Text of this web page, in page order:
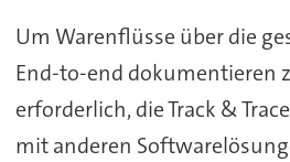
Um Warenflüsse über die
End-to-end dokumentieren
erforderlich, die Track &
mit anderen